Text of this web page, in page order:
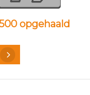
opgehaald